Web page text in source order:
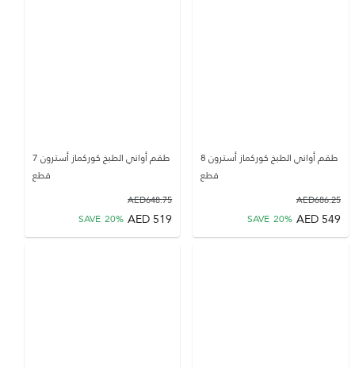
طقم أواني الطبخ كوركماز أسترون 8
قطع
686.25
AED
549
AED
SAVE 20%
طقم أواني الطبخ كوركماز أسترون 7
قطع
648.75
AED
519
AED
SAVE 20%